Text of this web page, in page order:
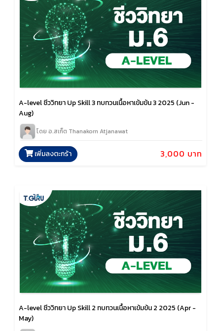
A-level ชีววิทยา Up Skill 3 ทบทวนเนื้อหาเข้มข้น 3 2025 (Jun -
Aug)
โดย อ.สเก็ต Thanakorn Atjanawat
3,000 บาท
เพิ่มลงตะกร้า
A-level ชีววิทยา Up Skill 2 ทบทวนเนื้อหาเข้มข้น 2 2025 (Apr -
May)